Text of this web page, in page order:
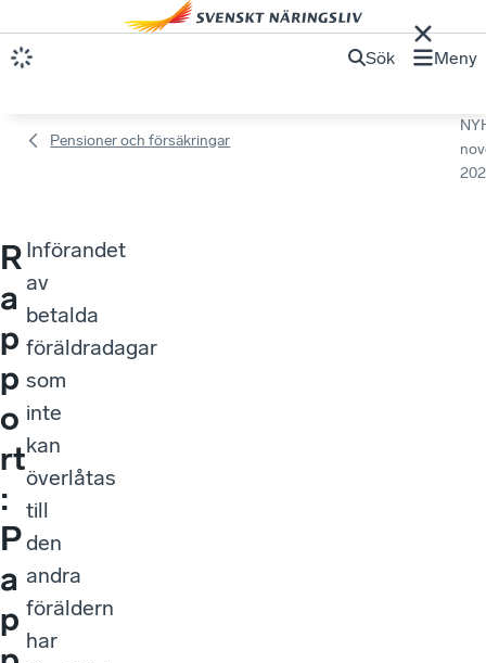
Sök Meny
Pensioner och försäkringar
R
a
p
p
o
rt
:
P
a
p
Införandet
av
betalda
föräldradagar
som
inte
kan
överlåtas
till
den
andra
föräldern
har